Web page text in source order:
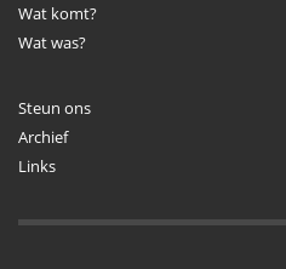
Wat komt?
Wat was?
Steun ons
Archief
Links